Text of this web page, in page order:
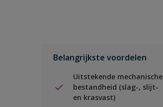
Belangrijkste voordelen
Uitstekende mechanische
bestandheid (slag-, slijt-
en krasvast)